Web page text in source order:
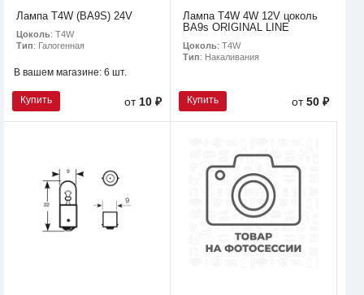
Лампа T4W (BA9S) 24V
Цоколь: T4W
Тип: Галогенная
В вашем магазине: 6 шт.
Купить от10 ₽
Лампа T4W 4W 12V цоколь
BA9s ORIGINAL LINE
Цоколь: T4W
Тип: Накаливания
Купить от50 ₽